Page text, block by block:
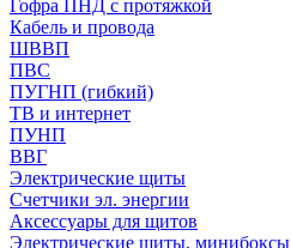
Гофра ПНД с протяжкой
Кабель и провода
ШВВП
ПВС
ПУГНП (гибкий)
ТВ и интернет
ПУНП
ВВГ
Электрические щиты
Счетчики эл. энергии
Аксессуары для щитов
Электрические щиты, минибоксы